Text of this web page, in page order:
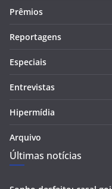
Prêmios
Reportagens
Especiais
Entrevistas
Hipermídia
Arquivo
Últimas notícias